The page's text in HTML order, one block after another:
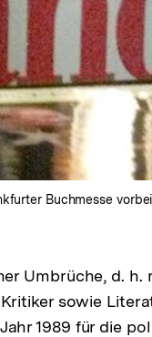
Buchmesse
Umbrüche, d. h.
sowie
1989 für die